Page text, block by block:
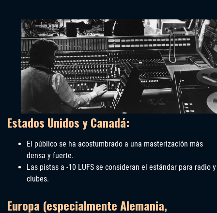
Estados Unidos y Canadá:
El público se ha acostumbrado a una masterización más
densa y fuerte.
Las pistas a -10 LUFS se consideran el estándar para radio y
clubes.
Europa (especialmente Alemania,